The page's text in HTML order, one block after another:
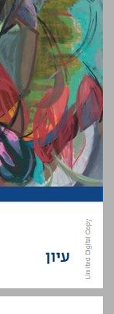
קו ארוך מחוק: מחשבות על תקווה בימי מלחמה ... 0